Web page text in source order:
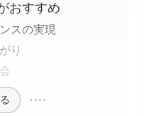
おすすめ
スの実現
り